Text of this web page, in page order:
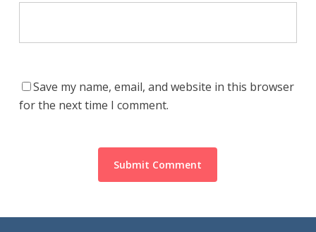
Save my name, email, and website in this browser
for the next time I comment.